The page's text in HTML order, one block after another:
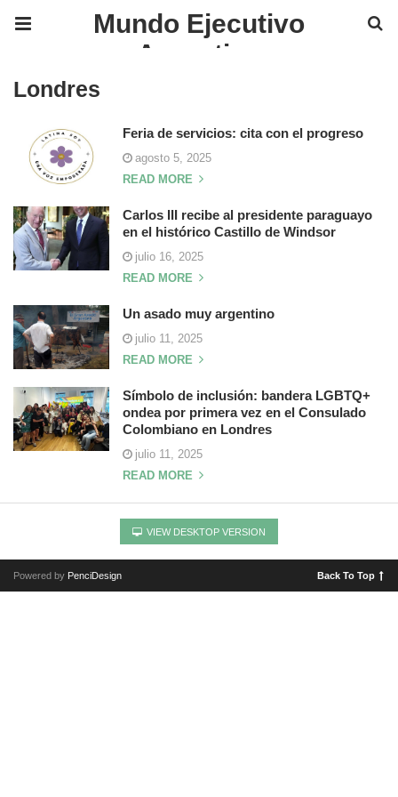
Mundo Ejecutivo
Argentina
Londres
Feria de servicios: cita con el progreso
agosto 5, 2025
READ MORE
Carlos III recibe al presidente paraguayo
en el histórico Castillo de Windsor
julio 16, 2025
READ MORE
Un asado muy argentino
julio 11, 2025
READ MORE
Símbolo de inclusión: bandera LGBTQ+
ondea por primera vez en el Consulado
Colombiano en Londres
julio 11, 2025
READ MORE
VIEW DESKTOP VERSION
Powered by PenciDesign Back To Top